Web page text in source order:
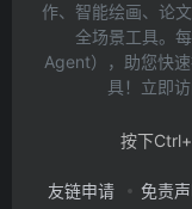
作、智能绘画、论
全场景工具。
Agent），助您快
具！立即
按下
友链申请 免责